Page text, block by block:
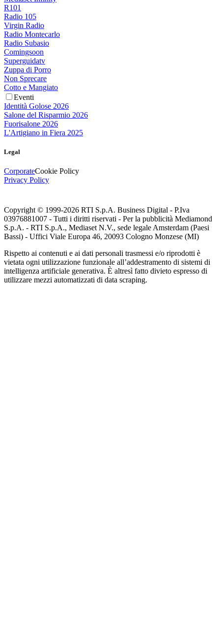
R101
Radio 105
Virgin Radio
Radio Montecarlo
Radio Subasio
Comingsoon
Superguidatv
Zuppa di Porro
Non Sprecare
Cotto e Mangiato
Eventi
Identità Golose 2026
Salone del Risparmio 2026
Fuorisalone 2026
L'Artigiano in Fiera 2025
Legal
CorporateCookie Policy
Privacy Policy
Copyright © 1999-2026 RTI S.p.A. Business Digital - P.Iva
03976881007 - Tutti i diritti riservati - Per la pubblicità Mediamond
S.p.A. - RTI S.p.A., Mediaset N.V., sede legale Amsterdam (Paesi
Bassi) - Uffici Viale Europa 46, 20093 Cologno Monzese (MI)
Rispetto ai contenuti e ai dati personali trasmessi e/o riprodotti è
vietata ogni utilizzazione funzionale all’addestramento di sistemi di
intelligenza artificiale generativa. È altresì fatto divieto espresso di
utilizzare mezzi automatizzati di data scraping.